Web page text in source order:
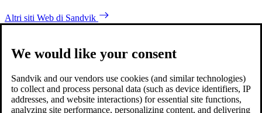
Altri siti Web di Sandvik
We would like your consent
Sandvik and our vendors use cookies (and similar technologies)
to collect and process personal data (such as device identifiers, IP
addresses, and website interactions) for essential site functions,
analyzing site performance, personalizing content, and delivering